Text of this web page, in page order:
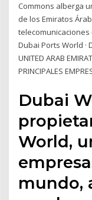
Commons alberga
de los Emiratos
telecomunicaciones
Dubai Ports World ·
UNITED ARAB
PRINCIPALES
Dubai
World,
mundo,